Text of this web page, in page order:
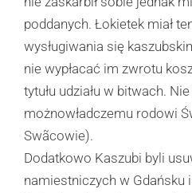
poddanych. Łokietek miał
wysługiwania się
nie wypłacać im zwrotu
tytułu udziału w bitwach.
możnowładczemu rodowi
Swãcowie).
Dodatkowo Kaszubi byli
namiestniczych w Gdańsku